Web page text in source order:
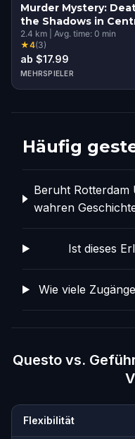
Murder Mystery:
the Shadows in
Rotterdam
2.4 km Avg. time: 0 min
★4(3)
ab $17.99
MEHRSPIELER
Häufig
Beruht Rotterdam
wahren
Ist dieses
Wie viele
Questo vs.
Flexibilität